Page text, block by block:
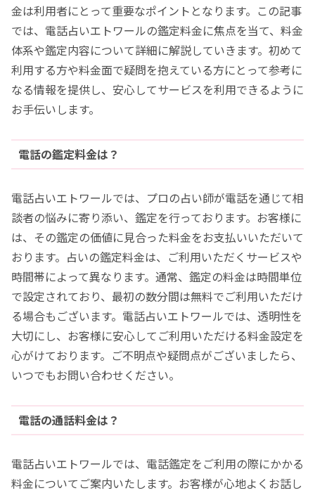
金は利用者にとって重要なポイントとなります。この記事
では、電話占いエトワールの鑑定料金に焦点を当て、料金
体系や鑑定内容について詳細に解説していきます。初めて
利用する方や料金面で疑問を抱えている方にとって参考に
なる情報を提供し、安心してサービスを利用できるように
お手伝いします。
電話の鑑定料金は？
電話占いエトワールでは、プロの占い師が電話を通じて相
談者の悩みに寄り添い、鑑定を行っております。お客様に
は、その鑑定の価値に見合った料金をお支払いいただいて
おります。占いの鑑定料金は、ご利用いただくサービスや
時間帯によって異なります。通常、鑑定の料金は時間単位
で設定されており、最初の数分間は無料でご利用いただけ
る場合もございます。電話占いエトワールでは、透明性を
大切にし、お客様に安心してご利用いただける料金設定を
心がけております。ご不明点や疑問点がございましたら、
いつでもお問い合わせください。
電話の通話料金は？
電話占いエトワールでは、電話鑑定をご利用の際にかかる
料金についてご案内いたします。お客様が心地よくお話し